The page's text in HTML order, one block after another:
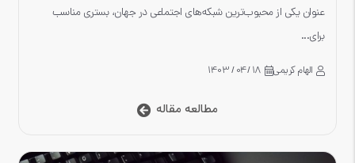
عنوان یکی از محبوب‌ترین شبکه‌های اجتماعی در جهان، بستری مناسب
برای...
الهام کریمی 18 /04 / 1403
مطالعه مقاله